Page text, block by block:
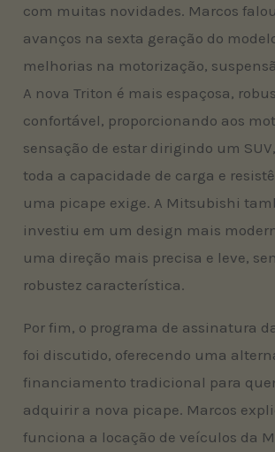
com muitas novidades. Marcos
avanços na sexta geração do
melhorias na motorização,
A nova Triton é mais espaçosa,
confortável, proporcionando aos
sensação de estar dirigindo um
toda a capacidade de carga e
uma picape exige. A Mitsubishi
investiu em um design mais
uma direção mais precisa e leve,
robustez característica.
Por fim, o programa de assinatura
foi discutido, oferecendo uma
financiamento tradicional para
adquirir a nova picape. Marcos
funciona a locação de veículos da